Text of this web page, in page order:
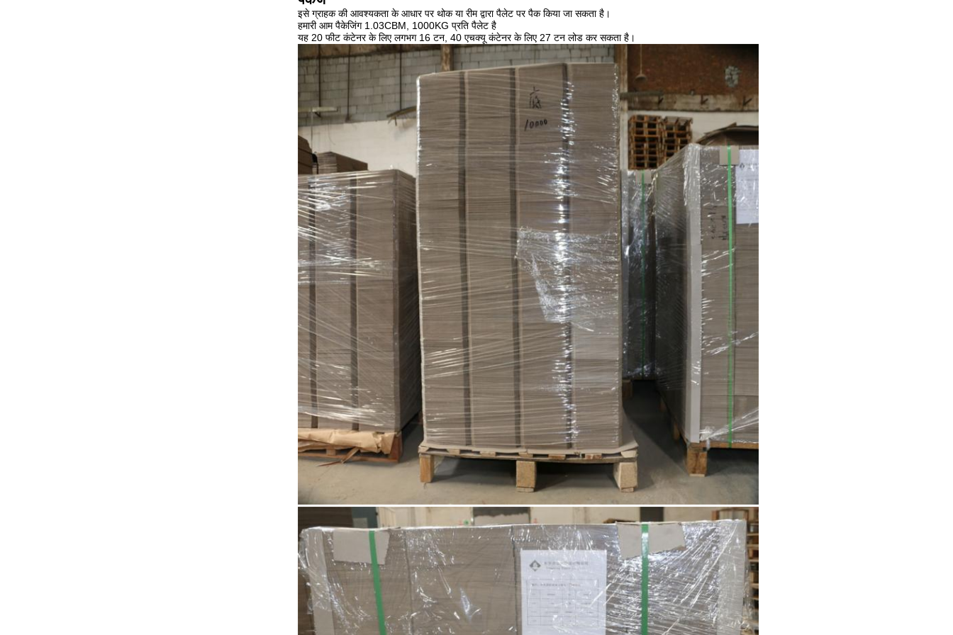
इसे ग्राहक की आवश्यकता के आधार पर थोक या रीम द्वारा पैलेट पर पैक किया जा सकता है।
हमारी आम पैकेजिंग 1.03CBM, 1000KG प्रति पैलेट है
यह 20 फीट कंटेनर के लिए लगभग 16 टन, 40 एचक्यू कंटेनर के लिए 27 टन लोड कर सकता है।